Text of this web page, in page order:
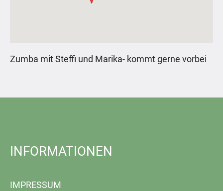
Zumba mit Steffi und Marika- kommt gerne vorbei
INFORMATIONEN
IMPRESSUM